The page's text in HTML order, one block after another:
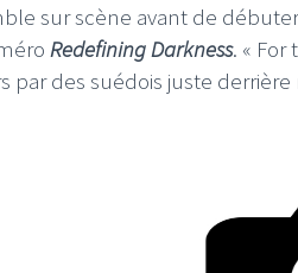
sur scène avant de
Redefining Darkness. «
par des suédois juste derrière